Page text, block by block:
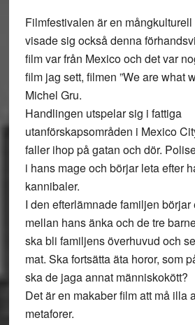
Filmfestivalen är en
visade sig också denna
film var från Mexico och det var
film jag sett, filmen ”We are what
Michel Gru.
Handlingen utspelar sig i fattiga
utanförskapsområden i Mexico
faller ihop på gatan och dör.
i hans mage och börjar leta efter
kannibaler.
I den efterlämnade familjen börjar
mellan hans änka och de tre
ska bli familjens överhuvud och
mat. Ska fortsätta äta horor, som
ska de jaga annat människokött?
Det är en makaber film att må illa
metaforer.